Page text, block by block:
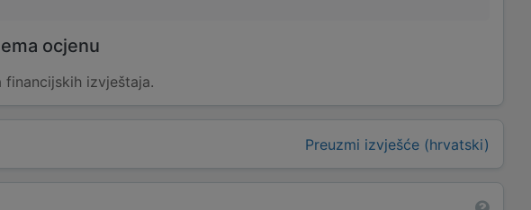
Preuzmi izvješće (hrvatski)
ocjenu
izvještaja.